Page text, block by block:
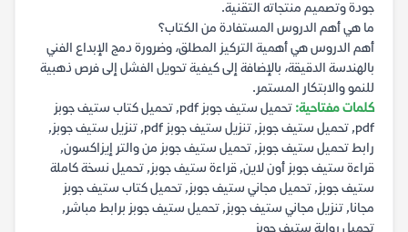
جودة وتصميم منتجاته التقنية.
ما هي أهم الدروس المستفادة من الكتاب؟
أهم الدروس هي أهمية التركيز المطلق، وضرورة دمج الإبداع الفني
بالهندسة الدقيقة، بالإضافة إلى كيفية تحويل الفشل إلى فرص ذهبية
للنمو والابتكار المستمر.
كلمات مفتاحية:
تحميل ستيف جوبز pdf, تحميل كتاب ستيف جوبز
pdf, تحميل ستيف جوبز, تنزيل ستيف جوبز pdf, تنزيل ستيف جوبز,
رابط تحميل ستيف جوبز, تحميل ستيف جوبز من والتر إيزاكسون,
قراءة ستيف جوبز أون لاين, قراءة ستيف جوبز, تحميل نسخة كاملة
ستيف جوبز, تحميل مجاني ستيف جوبز, تحميل كتاب ستيف جوبز
مجانا, تنزيل مجاني ستيف جوبز, تحميل ستيف جوبز برابط مباشر,
تحميل رواية ستيف جوبز